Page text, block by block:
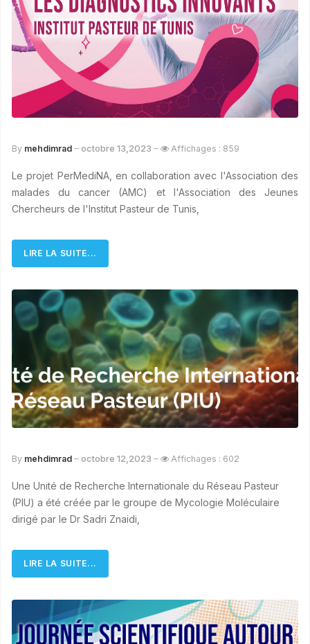
By mehdimrad octobre 13,2023 Affichages : 859
Le projet PerMediNA, en collaboration avec l'Association des
malades du cancer (AMC) et l'Association des Jeunes
Chercheurs de l'Institut Pasteur de Tunis,
LIRE LA SUITE...
By mehdimrad octobre 12,2023 Affichages : 602
Une Unité de Recherche Internationale du Réseau Pasteur
(PIU) a été créée par le groupe de Mycologie Moléculaire
dirigé par le Dr Sadri Znaidi,
LIRE LA SUITE...